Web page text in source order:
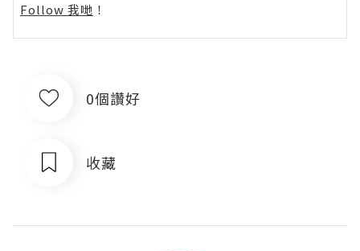
Follow 我哋 ！
0個讚好
收藏